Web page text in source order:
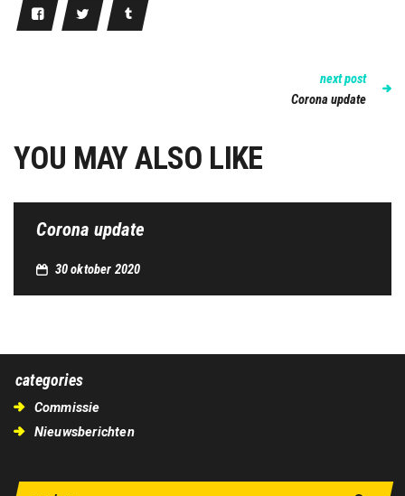
next post
Corona update
YOU MAY ALSO LIKE
Corona update
30 oktober 2020
categories
Commissie
Nieuwsberichten